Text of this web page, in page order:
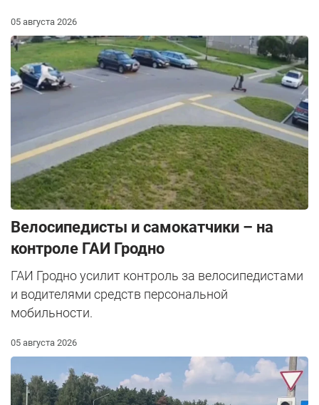
05 августа 2026
Велосипедисты и самокатчики – на
контроле ГАИ Гродно
ГАИ Гродно усилит контроль за велосипедистами
и водителями средств персональной
мобильности.
05 августа 2026